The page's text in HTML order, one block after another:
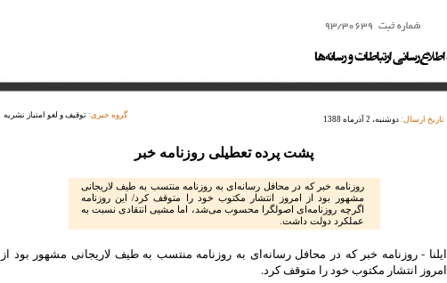
گروه خبری: توقیف و لغو امتیاز نشریه تاریخ ارسال: دوشنبه، 2 آذرماه 1388
پشت پرده تعطیلی روزنامه خبر
روزنامه خبر که در محافل رسانه‌ای به روزنامه منتسب به طیف لاریجانی
مشهور بود از امروز انتشار مکتوب خود را متوقف کرد/ این روزنامه
اگرچه روزنامه‌ای اصولگرا محسوب می‌شد، اما مشیی انتقادی نسبت به
عملکرد دولت داشت.
ایلنا - روزنامه خبر که در محافل رسانه‌ای به روزنامه منتسب به طیف لاریجانی مشهور بود از
امروز انتشار مکتوب خود را متوقف کرد.